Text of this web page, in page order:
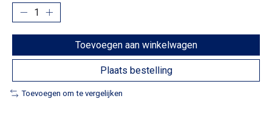
Toevoegen aan winkelwagen
Plaats bestelling
Toevoegen om te vergelijken